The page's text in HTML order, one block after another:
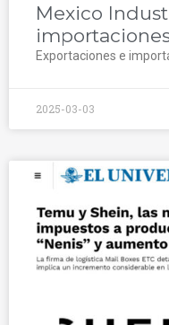
Mexico
Exportaciones e
2025-03-03